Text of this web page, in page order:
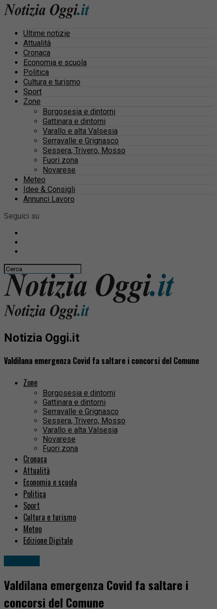
Ultime notizie
Attualità
Cronaca
Economia e scuola
Politica
Cultura e turismo
Sport
Zone
Borgosesia e dintorni
Gattinara e dintorni
Varallo e alta Valsesia
Serravalle e Grignasco
Sessera, Trivero, Mosso
Fuori zona
Novarese
Meteo
Idee & Consigli
Annunci Lavoro
Seguici su
Notizia Oggi.it
Valdilana emergenza Covid fa saltare i concorsi del Comune
Zone
Borgosesia e dintorni
Gattinara e dintorni
Serravalle e Grignasco
Sessera, Trivero, Mosso
Varallo e alta Valsesia
Novarese
Fuori zona
Cronaca
Attualità
Economia e scuola
Politica
Sport
Cultura e turismo
Meteo
Edizione Digitale
Valdilana emergenza Covid fa saltare i
concorsi del Comune